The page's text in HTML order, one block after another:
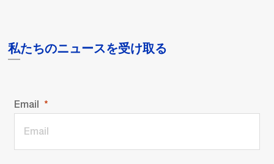
私たちのニュースを受け取る
Email